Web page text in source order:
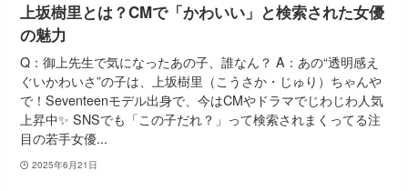
上坂樹里とは？CMで「かわいい」と検索された女優
の魅力
Q：御上先生で気になったあの子、誰なん？ A：あの“透明感え
ぐいかわいさ”の子は、上坂樹里（こうさか・じゅり）ちゃんや
で！Seventeenモデル出身で、今はCMやドラマでじわじわ人気
上昇中✨ SNSでも「この子だれ？」って検索されまくってる注
目の若手女優...
2025年6月21日